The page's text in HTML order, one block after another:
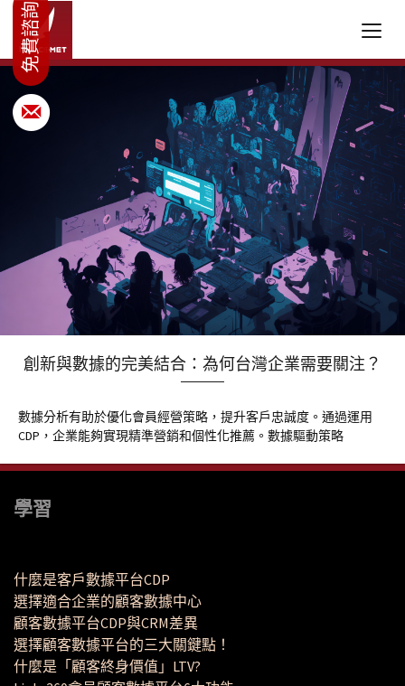
創新與數據的完美結合：為何台灣企業需要關注？
數據分析有助於優化會員經營策略，提升客戶忠誠度。通過運用
CDP，企業能夠實現精準營銷和個性化推薦。數據驅動策略
學習
什麼是客戶數據平台CDP
選擇適合企業的顧客數據中心
顧客數據平台CDP與CRM差異
選擇顧客數據平台的三大關鍵點！
什麼是「顧客終身價值」LTV?